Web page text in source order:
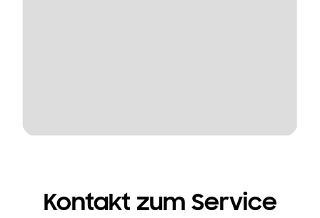
Kontakt zum Service